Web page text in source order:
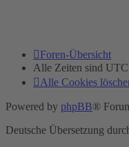
Foren-Übersicht
Alle Zeiten sind
Alle Cookies
Powered by phpBB®
Deutsche Übersetzung